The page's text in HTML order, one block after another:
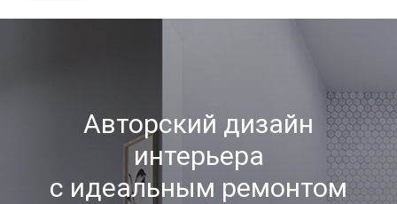
Авторский дизайн
интерьера
с идеальным ремонтом